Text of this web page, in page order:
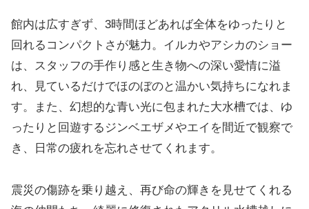
館内は広すぎず、3時間ほどあれば全体をゆったりと
回れるコンパクトさが魅力。イルカやアシカのショー
は、スタッフの手作り感と生き物への深い愛情に溢
れ、見ているだけでほのぼのと温かい気持ちになれま
す。また、幻想的な青い光に包まれた大水槽では、ゆ
ったりと回遊するジンベエザメやエイを間近で観察で
き、日常の疲れを忘れさせてくれます。
震災の傷跡を乗り越え、再び命の輝きを見せてくれる